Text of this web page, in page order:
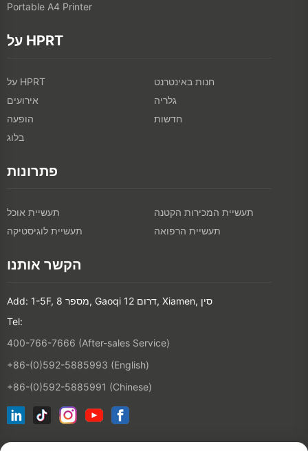
Portable A4 Printer
על HPRT
על HPRT
חנות באינטרנט
אירועים
גלריה
הופעה
חדשות
בלוג
פתרונות
תעשיית אוכל
תעשיית המכירות הקטנה
תעשיית לוגיסטיקה
תעשיית הרפואה
הקשר אותנו
Add: 1-5F, מספר 8, Gaoqi דרום 12, Xiamen, סין
Tel:
400-766-7666 (After-sales Service)
+86-(0)592-5885993 (English)
+86-(0)592-5885991 (Chinese)